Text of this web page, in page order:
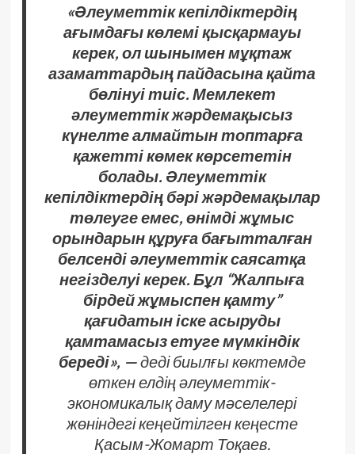
«Әлеуметтік кепілдіктердің
ағымдағы көлемі қысқармауы
керек, ол шынымен мұқтаж
азаматтардың пайдасына қайта
бөлінуі тиіс. Мемлекет
әлеуметтік жәрдемақысыз
күнелте алмайтын топтарға
қажетті көмек көрсететін
болады. Әлеуметтік
кепілдіктердің бәрі жәрдемақылар
төлеуге емес, өнімді жұмыс
орындарын құруға бағытталған
белсенді әлеуметтік саясатқа
негізделуі керек. Бұл “Жалпыға
бірдей жұмыспен қамту”
қағидатын іске асыруды
қамтамасыз етуге мүмкіндік
береді», —деді биылғы көктемде
өткен елдің әлеуметтік-
экономикалық даму мәселелері
жөніндегі кеңейтілген кеңесте
Қасым-Жомарт Тоқаев.